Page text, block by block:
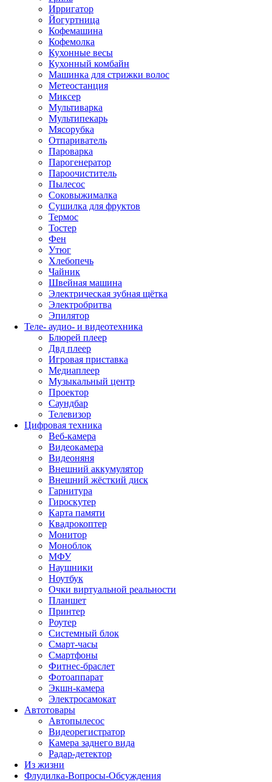
Ирригатор
Йогуртница
Кофемашина
Кофемолка
Кухонные весы
Кухонный комбайн
Машинка для стрижки волос
Метеостанция
Миксер
Мультиварка
Мультипекарь
Мясорубка
Отпариватель
Пароварка
Парогенератор
Пароочиститель
Пылесос
Соковыжималка
Сушилка для фруктов
Термос
Тостер
Фен
Утюг
Хлебопечь
Чайник
Швейная машина
Электрическая зубная щётка
Электробритва
Эпилятор
Теле- аудио- и видеотехника
Блюрей плеер
Двд плеер
Игровая приставка
Медиаплеер
Музыкальный центр
Проектор
Саундбар
Телевизор
Цифровая техника
Веб-камера
Видеокамера
Видеоняня
Внешний аккумулятор
Внешний жёсткий диск
Гарнитура
Гироскутер
Карта памяти
Квадрокоптер
Монитор
Моноблок
МФУ
Наушники
Ноутбук
Очки виртуальной реальности
Планшет
Принтер
Роутер
Системный блок
Смарт-часы
Смартфоны
Фитнес-браслет
Фотоаппарат
Экшн-камера
Электросамокат
Автотовары
Автопылесос
Видеорегистратор
Камера заднего вида
Радар-детектор
Из жизни
Флудилка-Вопросы-Обсуждения